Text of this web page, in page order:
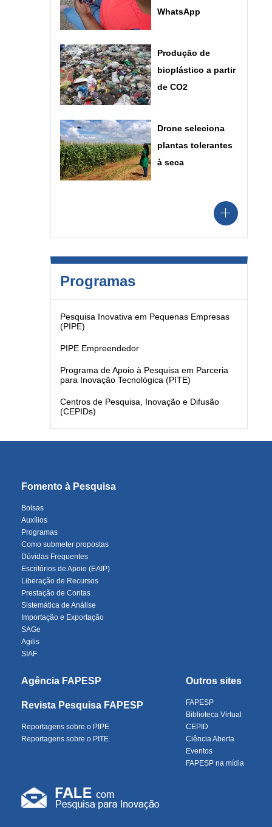
WhatsApp
Produção de
bioplástico a partir
de CO2
Drone seleciona
plantas tolerantes
à seca
Programas
Pesquisa Inovativa em Pequenas Empresas
(PIPE)
PIPE Empreendedor
Programa de Apoio à Pesquisa em Parceria
para Inovação Tecnológica (PITE)
Centros de Pesquisa, Inovação e Difusão
(CEPIDs)
Fomento à Pesquisa
Bolsas
Auxílios
Programas
Como submeter propostas
Dúvidas Frequentes
Escritórios de Apoio (EAIP)
Liberação de Recursos
Prestação de Contas
Sistemática de Análise
Importação e Exportação
SAGe
Agilis
SIAF
Agência FAPESP
Revista Pesquisa FAPESP
Reportagens sobre o PIPE
Reportagens sobre o PITE
Outros sites
FAPESP
Biblioteca Virtual
CEPID
Ciência Aberta
Eventos
FAPESP na mídia